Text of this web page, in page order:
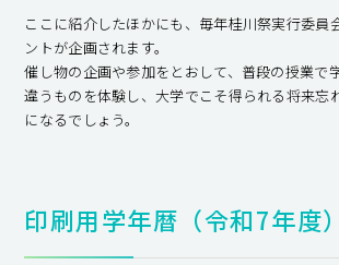
ここに紹介したほかにも、毎年桂川祭実行委員
ントが企画されます。
催し物の企画や参加をとおして、普段の授業で
違うものを体験し、大学でこそ得られる将来忘
になるでしょう。
印刷用学年暦（令和7年度）